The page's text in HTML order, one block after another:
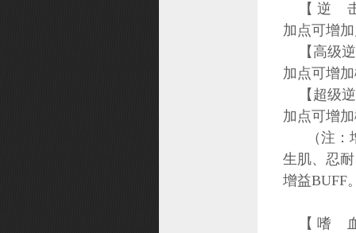
【 逆 击
加点可增
【高级逆
加点可增
【超级逆
加点可增
（注：增
生肌、忍
增益BUFF
【 嗜 血